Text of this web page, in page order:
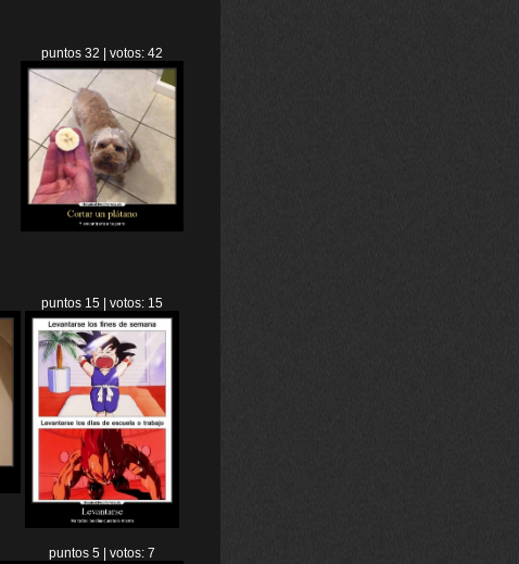
puntos 32 | votos: 42
puntos 15 | votos: 15
puntos 5 | votos: 7